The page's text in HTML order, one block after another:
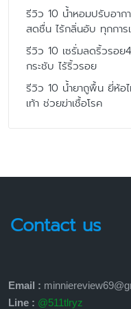
รีวิว 10 น้ำหอมปรับอา
สดชื่น ไร้กลิ่นอับ ทุกการ
รีวิว 10 เซรั่มลดริ้วรอ
กระชับ ไร้ริ้วรอย
รีวิว 10 น้ำยาถูพื้น ยี่ห้อ
เท้า ช่วยฆ่าเชื้อโรค
Contact us
Email :
Line : @511tlryz